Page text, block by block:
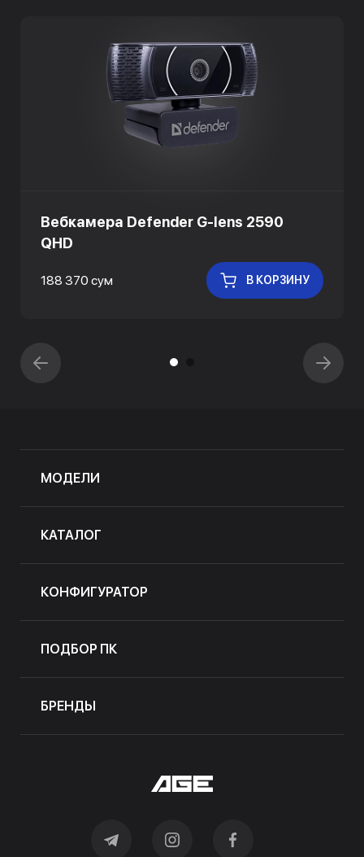
Вебкамера Defender G-lens 2590
QHD
188 370 сум В КОРЗИНУ
МОДЕЛИ
КАТАЛОГ
КОНФИГУРАТОР
ПОДБОР ПК
БРЕНДЫ